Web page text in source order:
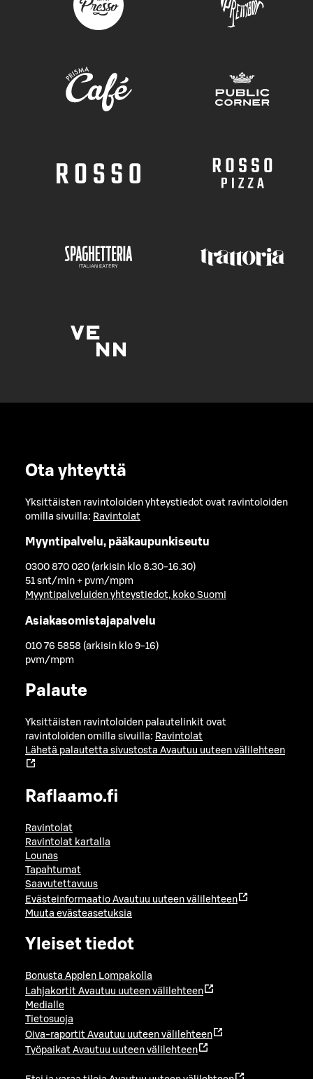
Ota yhteyttä
Yksittäisten ravintoloiden yhteystiedot ovat ravintoloiden
omilla sivuilla: Ravintolat
Myyntipalvelu, pääkaupunkiseutu
0300 870 020 (arkisin klo 8.30-16.30)
51 snt/min + pvm/mpm
Myyntipalveluiden yhteystiedot, koko Suomi
Asiakasomistajapalvelu
010 76 5858 (arkisin klo 9-16)
pvm/mpm
Palaute
Yksittäisten ravintoloiden palautelinkit ovat
ravintoloiden omilla sivuilla: Ravintolat
Lähetä palautetta sivustosta Avautuu uuteen välilehteen
Raflaamo.fi
Ravintolat
Ravintolat kartalla
Lounas
Tapahtumat
Saavutettavuus
Evästeinformaatio Avautuu uuteen välilehteen
Muuta evästeasetuksia
Yleiset tiedot
Bonusta Applen Lompakolla
Lahjakortit Avautuu uuteen välilehteen
Medialle
Tietosuoja
Oiva-raportit Avautuu uuteen välilehteen
Työpaikat Avautuu uuteen välilehteen